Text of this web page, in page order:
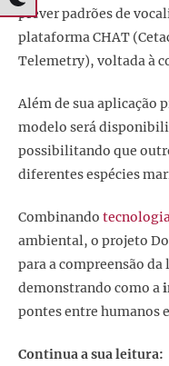
prever padrões de
plataforma CHAT
Telemetry), voltada à
Além de sua aplicação
modelo será
possibilitando que
diferentes espécies
Combinando
ambiental, o projeto
para a compreensão
demonstrando como a
pontes entre humanos
Continua a sua leitura: